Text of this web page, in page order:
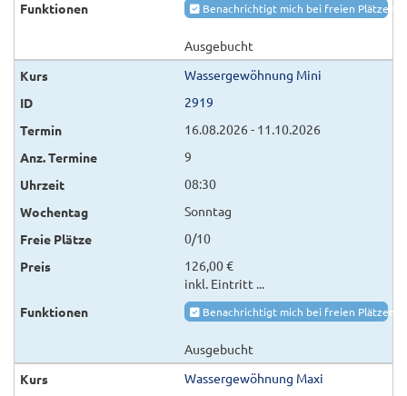
Benachrichtigt mich bei freien Plätzen
Ausgebucht
Wassergewöhnung Mini
2919
16.08.2026 - 11.10.2026
9
08:30
Sonntag
0/10
126,00 €
inkl. Eintritt ...
Benachrichtigt mich bei freien Plätzen
Ausgebucht
Wassergewöhnung Maxi